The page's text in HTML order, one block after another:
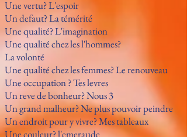
Une vertu? L'espoir
Un defaut? La témérité
Une qualité? L'imagination
Une qualité chez les l'hommes?
La volonté
Une qualité chez les femmes? Le renouveau
Une occupation ? Tes levres
Un reve de bonheur? Nous 3
Un grand malheur? Ne plus pouvoir peindre
Un endroit pour y vivre? Mes tableaux
Une couleur? l'emeraude